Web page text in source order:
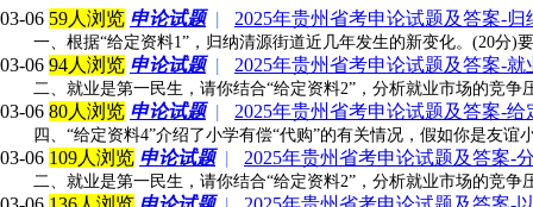
03-06 59人浏览 申论试题| 2025年贵州省考申论试题及答案-
一、根据“给定资料1”，归纳清源街道近几年发生的新变化。(20分)
03-06 94人浏览 申论试题| 2025年贵州省考申论试题及答案-
二、就业是第一民生，请你结合“给定资料2”，分析就业市场的竞
03-06 80人浏览 申论试题| 2025年贵州省考申论试题及答案-
四、“给定资料4”介绍了小学有偿“代购”的有关情况，假如你是友
03-06 109人浏览 申论试题| 2025年贵州省考申论试题及答案-
二、就业是第一民生，请你结合“给定资料2”，分析就业市场的竞